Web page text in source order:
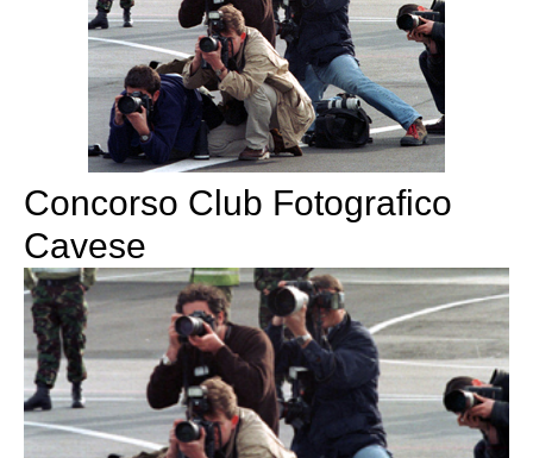
Concorso Club Fotografico
Cavese